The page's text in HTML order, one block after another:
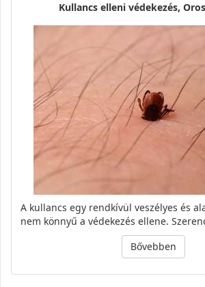
Kullancs elleni védekezés,
A kullancs egy rendkívül veszélyes és
nem könnyű a védekezés ellene.
Bővebben